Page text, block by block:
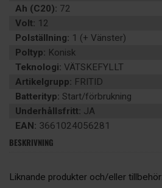
Ah (C20): 72
Volt: 12
Polställning: 1 (+ Vänster)
Poltyp: Konisk
Teknologi: VÄTSKEFYLLT
Artikelgrupp: FRITID
Batterityp: Start/förbrukning
Underhållsfritt: JA
EAN: 3661024056281
BESKRIVNING
Liknande produkter och/eller tillbehör: